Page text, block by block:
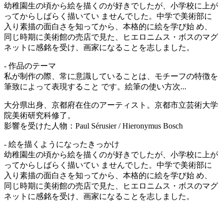
幼稚園生の頃から絵を描くのが好きでしたが、小学校に上が
ってからしばらく描いてい ませんでした。中学で美術部に
入り素描の面白さを知ってから、本格的に絵を学び始 め、
同じ時期に美術館の売店で見た、ヒエロニムス・ボスのマグ
ネットに感銘を受け、画家になることを志しました。
- 作品のテーマ
私が制作の際、常に意識していることは、モチーフの特徴を
筆致によって表現すること です。絵筆の使い方次...
大分県出身、京都府在住のアーティスト。京都市立芸術大学
院美術研究科修了。
影響を受けた人物：Paul Sérusier / Hieronymus Bosch
- 絵を描くようになったきっかけ
幼稚園生の頃から絵を描くのが好きでしたが、小学校に上が
ってからしばらく描いてい ませんでした。中学で美術部に
入り素描の面白さを知ってから、本格的に絵を学び始 め、
同じ時期に美術館の売店で見た、ヒエロニムス・ボスのマグ
ネットに感銘を受け、画家になることを志しました。